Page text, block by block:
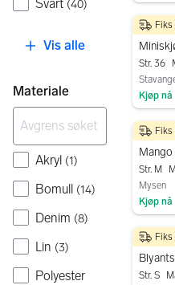
Svart (40)
Vis alle
Materiale
Akryl (1)
Bomull (14)
Denim (8)
Lin (3)
Polyester
50 kr
Str. 36
Kjøp nå
Fiks
200
Str. M
Mysen
Kjøp nå
Fiks
130 kr
Str. S
Fiks